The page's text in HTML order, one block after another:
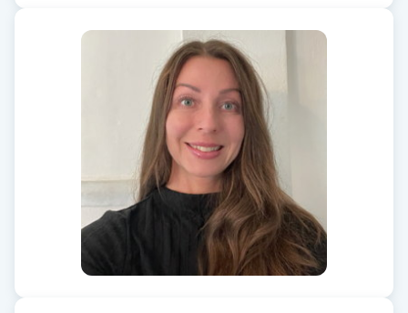
Fransförlängning Volym
Frekvensterapi
Friskvårdsmassage